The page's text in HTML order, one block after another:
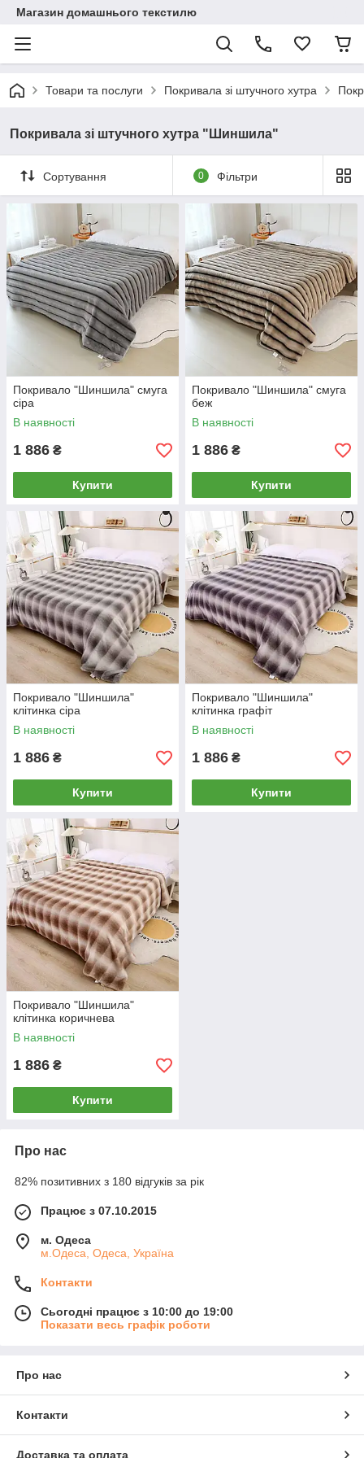
Магазин домашнього текстилю
Товари та послуги Покривала зі штучного хутра
Покривала зі штучного хутра "Шиншила"
Сортування 0 Фільтри
Покривало "Шиншила" смуга
сіра
В наявності
1 886 ₴
Купити
Покривало "Шиншила" смуга
беж
В наявності
1 886 ₴
Купити
Покривало "Шиншила"
клітинка сіра
В наявності
1 886 ₴
Купити
Покривало "Шиншила"
клітинка графіт
В наявності
1 886 ₴
Купити
Покривало "Шиншила"
клітинка коричнева
В наявності
1 886 ₴
Купити
Про нас
82% позитивних з 180 відгуків за рік
Працює з 07.10.2015
м. Одеса
м.Одеса, Одеса, Україна
Контакти
Сьогодні працює з 10:00 до 19:00
Показати весь графік роботи
Про нас
Контакти
Доставка та оплата